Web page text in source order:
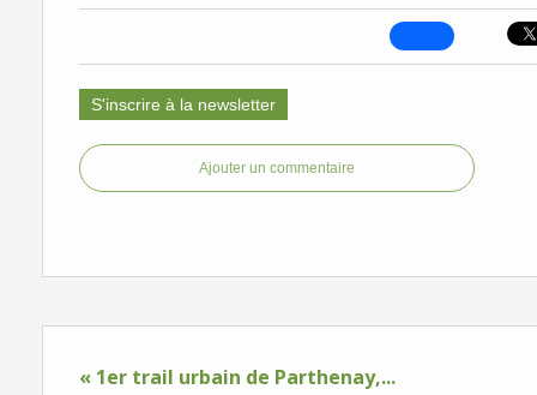
S'inscrire à la newsletter
Ajouter un commentaire
« 1er trail urbain de Parthenay,...